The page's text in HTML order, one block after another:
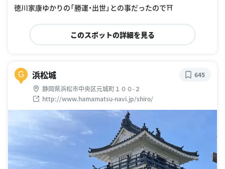
徳川家康ゆかりの「勝運・出世」との事だったので⛩️
このスポットの詳細を見る
G 浜松城
静岡県浜松市中央区元城町１００-２
http://www.hamamatsu-navi.jp/shiro/
645